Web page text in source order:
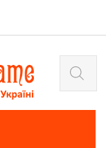
Поиск
товаров